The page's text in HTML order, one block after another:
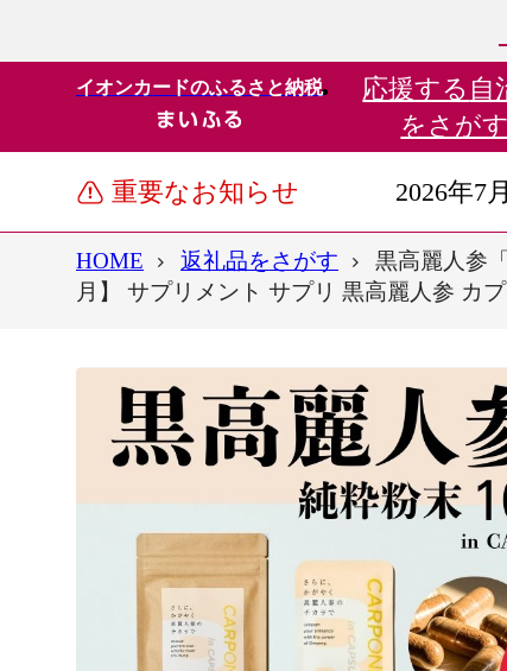
イオンカードのふるさと納税 応援する 自
をさがす
重要なお知らせ 2026年7
HOME 返礼品をさがす
黒高麗人参
月】 サプリメント サプリ 黒高麗人参 カ